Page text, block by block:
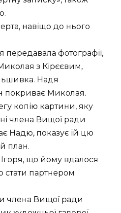
навіщо до нього
передавала фотографії,
з Кірєєвим,
Надя
покриває Миколая.
копію картини, яку
члена Вищої ради
Надю, показує їй цю
план.
Ігоря, що йому вдалося
стати партнером
члена Вищої ради